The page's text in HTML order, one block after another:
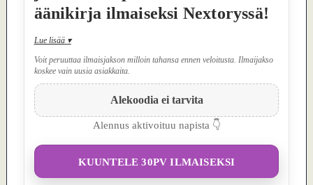
äänikirja ilmaiseksi Nextoryssä!
Lue lisää ▾
Voit peruuttaa ilmaisjakson milloin tahansa ennen veloitusta. Ilmaijakso
koskee vain uusia asiakkaita.
Alekoodia ei tarvita
Alennus aktivoituu napista 👇
KUUNTELE 30PV ILMAISEKSI